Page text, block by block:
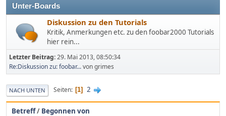
Unter-Boards
Diskussion zu den Tutorials
Kritik, Anmerkungen etc. zu den foobar2000 Tutorials
hier rein...
Letzter Beitrag:29. Mai 2013, 08:50:34
Re:Diskussion zu: foobar...von grimes
NACH UNTEN Seiten 1 2
Betreff/ Begonnen von